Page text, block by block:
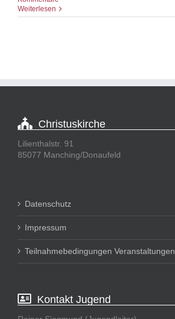
Weiterlesen
Christuskirche
Lilienthalstr. 91
85077 Manching/Donaufeld
Datenschutz
Impressum
Teilnahmebedingungen Veranstaltungen
Kontakt Jugend